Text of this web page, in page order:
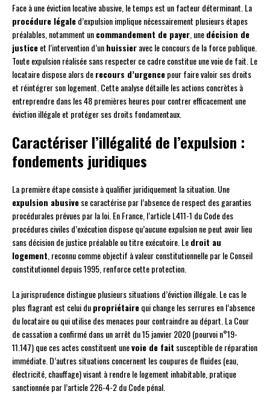
Face à une éviction locative abusive, le temps est un facteur déterminant. La
procédure légaled’expulsion implique nécessairement plusieurs étapes
préalables, notamment uncommandement de payer , unedécision de
justiceet l’intervention d’unhuissieravec le concours de la force publique.
Toute expulsion réalisée sans respecter ce cadre constitue une voie de fait. Le
locataire dispose alors derecours d’urgencepour faire valoir ses droits
et réintégrer son logement. Cette analyse détaille les actions concrètes à
entreprendre dans les 48 premières heures pour contrer efficacement une
éviction illégale et protéger ses droits fondamentaux.
Caractériser l’illégalité de l’expulsion :
fondements juridiques
La première étape consiste à qualifier juridiquement la situation. Une
expulsion abusivese caractérise par l’absence de respect des garanties
procédurales prévues par la loi. En France, l’article L411-1 du Code des
procédures civiles d’exécution dispose qu’aucune expulsion ne peut avoir lieu
sans décision de justice préalable ou titre exécutoire. Ledroit au
logement , reconnu comme objectif à valeur constitutionnelle par le Conseil
constitutionnel depuis 1995, renforce cette protection.
La jurisprudence distingue plusieurs situations d’éviction illégale. Le cas le
plus flagrant est celui dupropriétairequi change les serrures en l’absence
du locataire ou qui utilise des menaces pour contraindre au départ. La Cour
de cassation a confirmé dans un arrêt du 15 janvier 2020 (pourvoi n°19-
11.147) que ces actes constituent unevoie de fait susceptible de réparation
immédiate. D’autres situations concernent les coupures de fluides (eau,
électricité, chauffage) visant à rendre le logement inhabitable, pratique
sanctionnée par l’article 226-4-2 du Code pénal.